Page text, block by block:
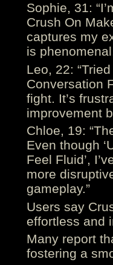
Sophie, 31:
Crush On
captures my
is
Leo, 22:
Conversation
fight. It’s
improvement
Chloe, 19:
Even though
Feel Fluid’,
more
gameplay.”
Users say
effortless and
Many report
fostering a